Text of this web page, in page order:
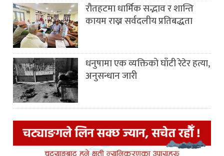
रौतहटमा धार्मिक सद्भाव र शान्ति
कायम राख्न सर्वदलीय प्रतिबद्धता
धनुषामा एक व्यक्तिको घाँटी रेटेर हत्या,
अनुसन्धान जारी